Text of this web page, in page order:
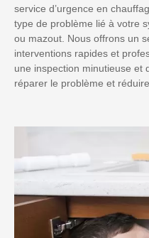
service d’urgence en
type de problème lié à votre
ou mazout. Nous offrons un
interventions rapides et
une inspection minutieuse et
réparer le problème et